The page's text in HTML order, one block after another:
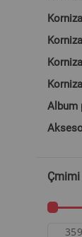
Album
Çmimi